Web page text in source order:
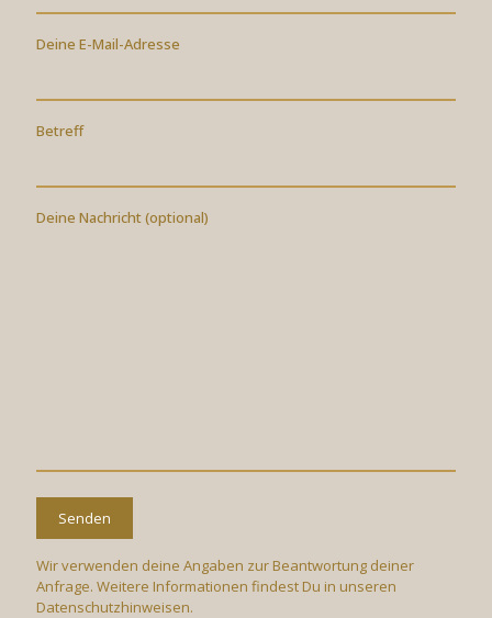
Deine E-Mail-Adresse
Betreff
Deine Nachricht (optional)
Wir verwenden deine Angaben zur Beantwortung deiner
Anfrage. Weitere Informationen findest Du in unseren
Datenschutzhinweisen.